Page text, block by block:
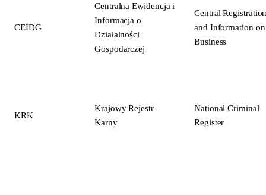
CEIDG
Centralna Ewidencja i
Informacja o
Działalności
Gospodarczej
Central
and Information on
Business
KRK
Krajowy Rejestr
Karny
National Criminal
Register